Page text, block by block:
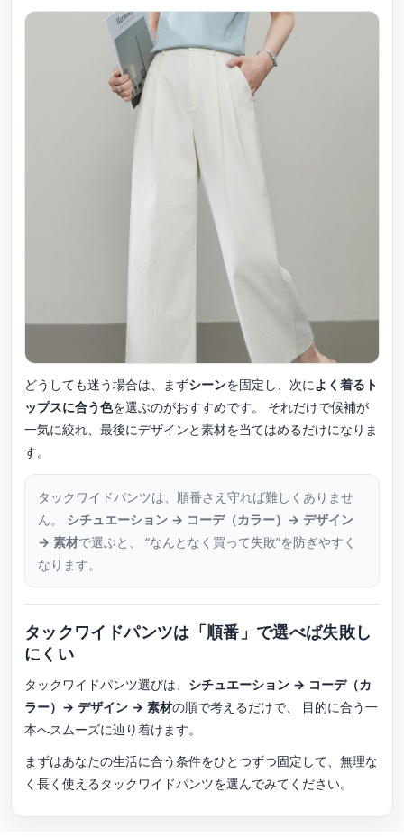
どうしても迷う場合は、まずシーンを固定し、次によく着るト
ップスに合う色を選ぶのがおすすめです。 それだけで候補が
一気に絞れ、最後にデザインと素材を当てはめるだけになりま
す。
タックワイドパンツは、順番さえ守れば難しくありませ
ん。 シチュエーション → コーデ（カラー）→ デザイン
→ 素材で選ぶと、 “なんとなく買って失敗”を防ぎやすく
なります。
タックワイドパンツは「順番」で選べば失敗し
にくい
タックワイドパンツ選びは、 シチュエーション → コーデ（カ
ラー）→ デザイン → 素材の順で考えるだけで、 目的に合う一
本へスムーズに辿り着けます。
まずはあなたの生活に合う条件をひとつずつ固定して、無理な
く長く使えるタックワイドパンツを選んでみてください。